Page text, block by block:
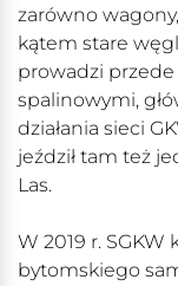
zarówno
kątem stare
prowadzi
spalinowymi,
działania sieci
jeździł tam też
Las.
W 2019 r.
bytomskiego